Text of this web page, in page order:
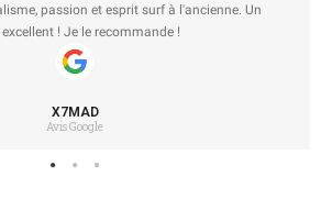
passion et esprit surf à l'ancienne. Un
! Je le recommande !
X7MAD
Avis Google